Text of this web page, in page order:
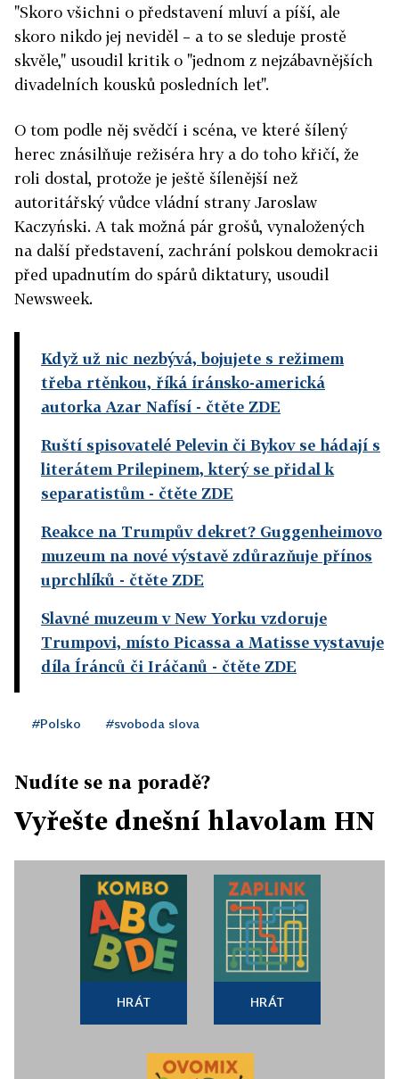
"Skoro všichni o představení mluví a píší, ale
skoro nikdo jej neviděl – a to se sleduje prostě
skvěle," usoudil kritik o "jednom z nejzábavnějších
divadelních kousků posledních let".
O tom podle něj svědčí i scéna, ve které šílený
herec znásilňuje režiséra hry a do toho křičí, že
roli dostal, protože je ještě šílenější než
autoritářský vůdce vládní strany Jaroslaw
Kaczyński. A tak možná pár grošů, vynaložených
na další představení, zachrání polskou demokracii
před upadnutím do spárů diktatury, usoudil
Newsweek.
Když už nic nezbývá, bojujete s režimem
třeba rtěnkou, říká íránsko-americká
autorka Azar Nafísí - čtěte ZDE
Ruští spisovatelé Pelevin či Bykov se hádají s
literátem Prilepinem, který se přidal k
separatistům - čtěte ZDE
Reakce na Trumpův dekret? Guggenheimovo
muzeum na nové výstavě zdůrazňuje přínos
uprchlíků - čtěte ZDE
Slavné muzeum v New Yorku vzdoruje
Trumpovi, místo Picassa a Matisse vystavuje
díla Íránců či Iráčanů - čtěte ZDE
#Polsko #svoboda slova
Nudíte se na poradě?
Vyřešte dnešní hlavolam HN
HRÁT HRÁT